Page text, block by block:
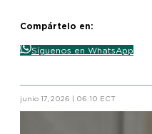
Compártelo en:
Síguenos en WhatsApp
junio 17, 2026 | 06:10 ECT